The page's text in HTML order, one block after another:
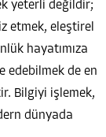
yeterli değildir;
etmek, eleştirel
hayatımıza
edebilmek de en
Bilgiyi işlemek,
dünyada